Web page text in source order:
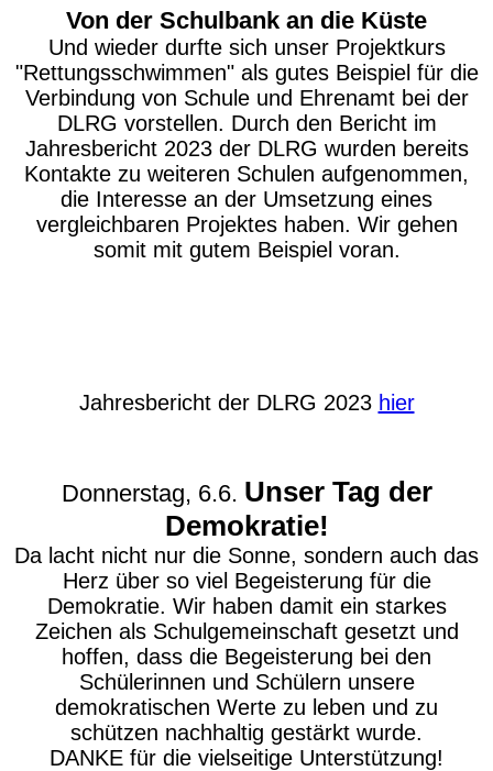
Von der Schulbank an die Küste
Und wieder durfte sich unser Projektkurs
"Rettungsschwimmen" als gutes Beispiel für die
Verbindung von Schule und Ehrenamt bei der
DLRG vorstellen. Durch den Bericht im
Jahresbericht 2023 der DLRG wurden bereits
Kontakte zu weiteren Schulen aufgenommen,
die Interesse an der Umsetzung eines
vergleichbaren Projektes haben. Wir gehen
somit mit gutem Beispiel voran.
Jahresbericht der DLRG 2023 hier
Donnerstag, 6.6. Unser Tag der
Demokratie!
Da lacht nicht nur die Sonne, sondern auch das
Herz über so viel Begeisterung für die
Demokratie. Wir haben damit ein starkes
Zeichen als Schulgemeinschaft gesetzt und
hoffen, dass die Begeisterung bei den
Schülerinnen und Schülern unsere
demokratischen Werte zu leben und zu
schützen nachhaltig gestärkt wurde.
DANKE für die vielseitige Unterstützung!